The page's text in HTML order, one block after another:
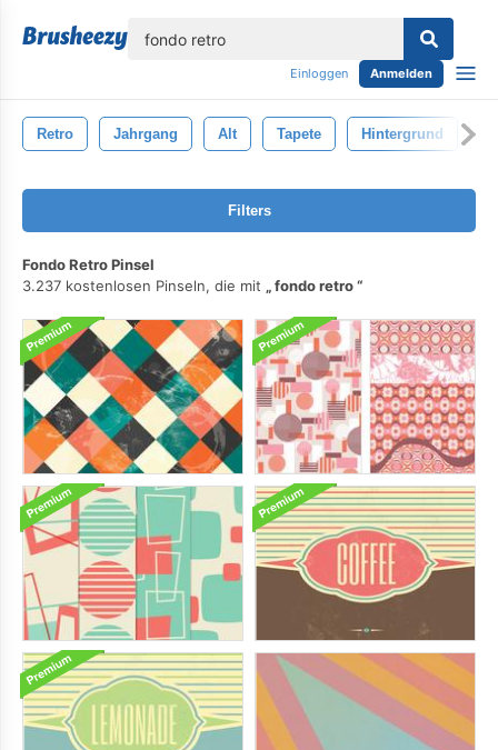
Einloggen Anmelden
Retro Jahrgang Alt Tapete Hintergrund
Filters
Fondo Retro Pinsel
3.237 kostenlosen Pinseln, die mit
fondo retro